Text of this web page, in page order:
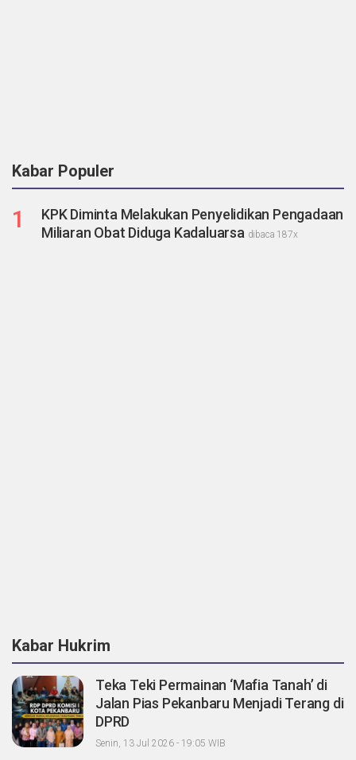
Kabar Populer
1
KPK Diminta Melakukan Penyelidikan Pengadaan
Miliaran Obat Diduga Kadaluarsa dibaca 187x
Kabar Hukrim
Teka Teki Permainan ‘Mafia Tanah’ di
Jalan Pias Pekanbaru Menjadi Terang di
DPRD
Senin, 13 Jul 2026 - 19:05 WIB